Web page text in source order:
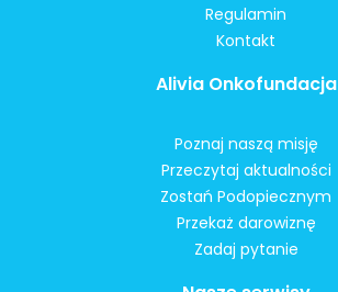
Regulamin
Kontakt
Alivia Onkofundacja
Poznaj naszą misję
Przeczytaj aktualności
Zostań Podopiecznym
Przekaż darowiznę
Zadaj pytanie